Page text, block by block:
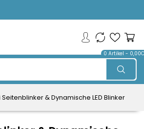
0 Artikel -
Seitenblinker & Dynamische LED Blinker